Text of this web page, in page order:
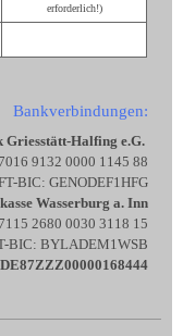
erforderlich!)
Bankverbindungen:
Griesstätt-Halfing e.G.
9132 0000 1145 88
BIC: GENODEF1HFG
Wasserburg a. Inn
2680 0030 3118 15
BIC: BYLADEM1WSB